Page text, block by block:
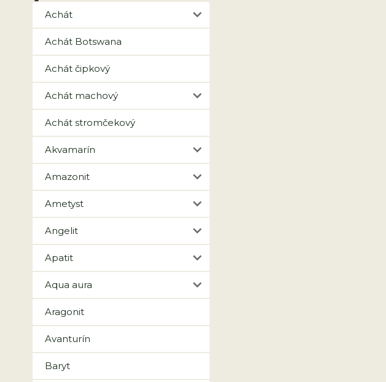
Achát
Achát Botswana
Achát čipkový
Achát machový
Achát stromčekový
Akvamarín
Amazonit
Ametyst
Angelit
Apatit
Aqua aura
Aragonit
Avanturín
Baryt